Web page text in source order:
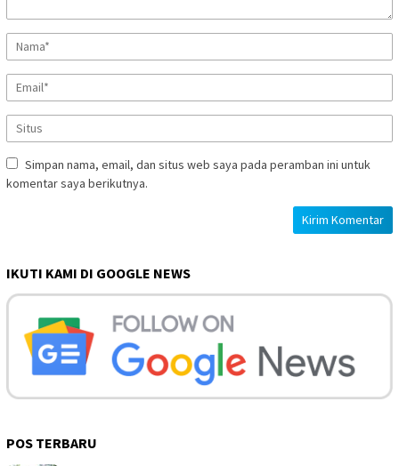
Simpan nama, email, dan situs web saya pada peramban ini untuk
komentar saya berikutnya.
IKUTI KAMI DI GOOGLE NEWS
POS TERBARU